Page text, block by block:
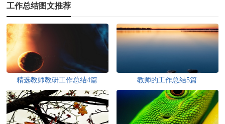
工作总结图文推荐
精选教师教研工作总结4篇 教师的工作总结5篇